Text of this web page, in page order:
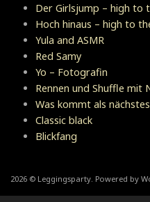
Der Girlsjump – high to
Hoch hinaus – high to
Yula and ASMR
Red Samy
Yo – Fotografin
Rennen und Shuffle mit
Was kommt als
Classic black
Blickfang
2026 © Leggingsparty. Powered by